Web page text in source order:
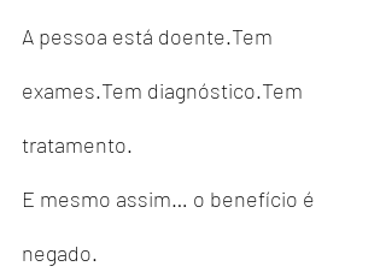
A pessoa está doente.Tem
exames.Tem diagnóstico.Tem
tratamento.
E mesmo assim… o benefício é
negado.